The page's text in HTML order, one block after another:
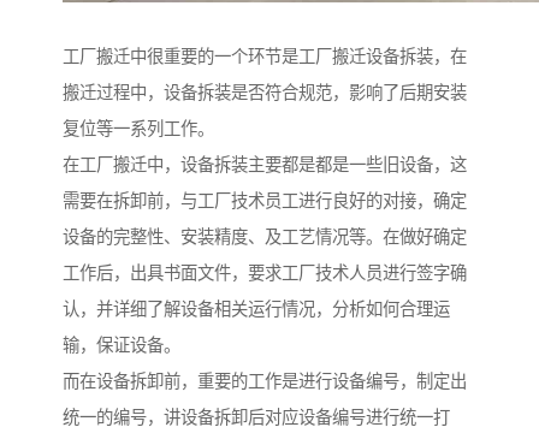
工厂搬迁中很重要的一个环节是工厂搬迁设备拆装，在
搬迁过程中，设备拆装是否符合规范，影响了后期安装
复位等一系列工作。
在工厂搬迁中，设备拆装主要都是都是一些旧设备，这
需要在拆卸前，与工厂技术员工进行良好的对接，确定
设备的完整性、安装精度、及工艺情况等。在做好确定
工作后，出具书面文件，要求工厂技术人员进行签字确
认，并详细了解设备相关运行情况，分析如何合理运
输，保证设备。
而在设备拆卸前，重要的工作是进行设备编号，制定出
统一的编号，讲设备拆卸后对应设备编号进行统一打